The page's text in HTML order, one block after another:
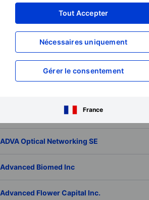
Tout Accepter
Nécessaires uniquement
Gérer le consentement
France
Adlai Nortye Limited - ADR
Admiral Group Plc
ADVA Optical Networking SE
Advanced Biomed Inc
Advanced Flower Capital Inc.